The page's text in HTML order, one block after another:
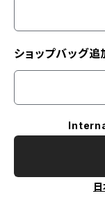
ショップバッグ追